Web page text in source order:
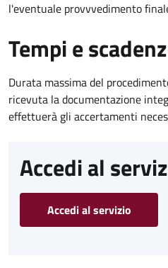
l'eventuale provvvedimento
Tempi e
Durata massima del
ricevuta la documentazione
effettuerà gli accertamenti
Accedi al
Accedi al servizio